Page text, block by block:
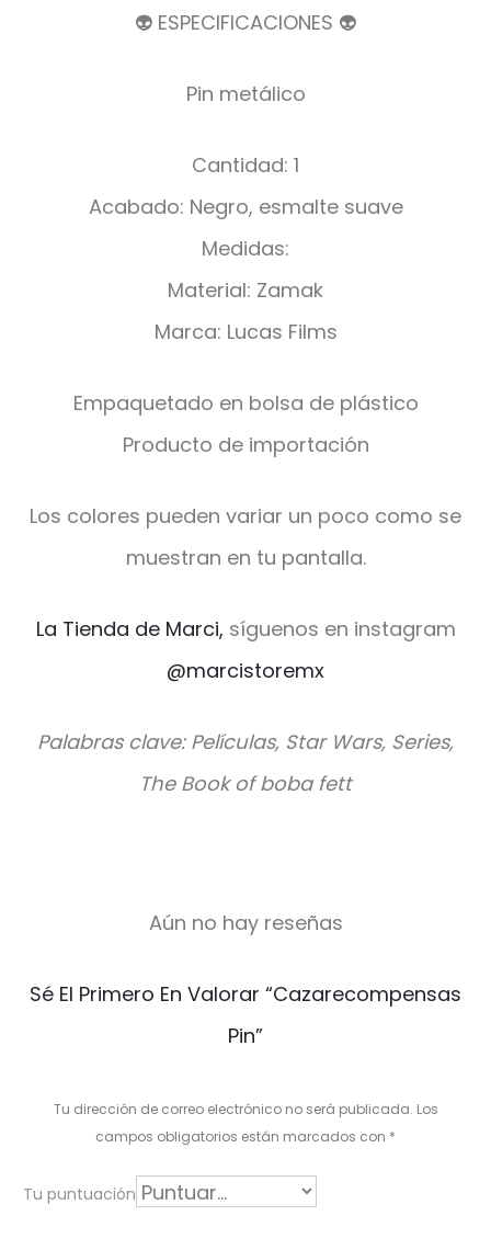
👽 ESPECIFICACIONES 👽
Pin metálico
Cantidad: 1
Acabado: Negro, esmalte suave
Medidas:
Material: Zamak
Marca: Lucas Films
Empaquetado en bolsa de plástico
Producto de importación
Los colores pueden variar un poco como se
muestran en tu pantalla.
La Tienda de Marci, síguenos en instagram
@marcistoremx
Palabras clave: Películas, Star Wars, Series,
The Book of boba fett
V
a
c
Aún no hay reseñas
Sé El Primero En Valorar “Cazarecompensas
Pin”
Tu dirección de correo electrónico no será publicada. Los
campos obligatorios están marcados con *
Tu puntuación